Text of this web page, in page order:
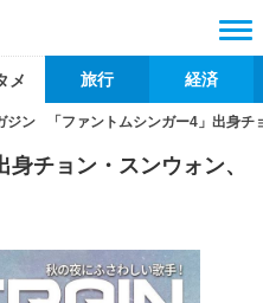
メ 旅行 経済
ジン 「ファントムシンガー4」出身
身チョン・スンウォン、